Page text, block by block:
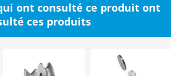
ont consulté ce produit ont
ces produits